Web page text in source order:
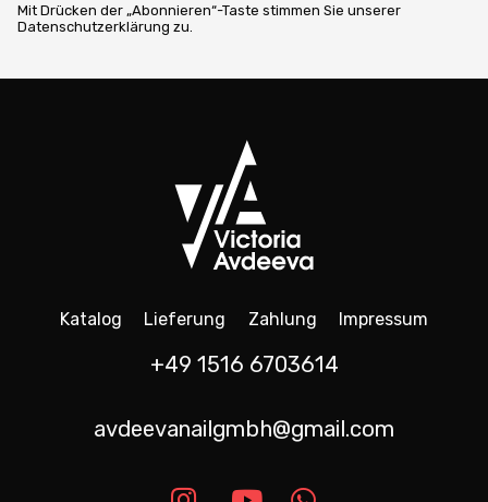
Mit Drücken der „Abonnieren“-Taste stimmen Sie unserer
Datenschutzerklärung zu.
Katalog Lieferung Zahlung Impressum
+49 1516 6703614
avdeevanailgmbh@gmail.com